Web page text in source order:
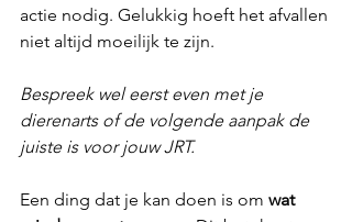
actie nodig. Gelukkig hoeft het afvallen
niet altijd moeilijk te zijn.
Bespreek wel eerst even met je
dierenarts of de volgende aanpak de
juiste is voor jouw JRT.
Een ding dat je kan doen is om wat